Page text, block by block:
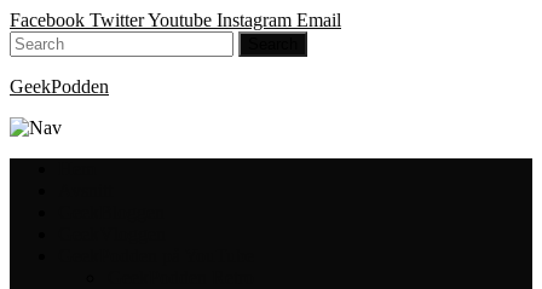
Facebook TwitterYoutube Instagram Email
GeekPodden